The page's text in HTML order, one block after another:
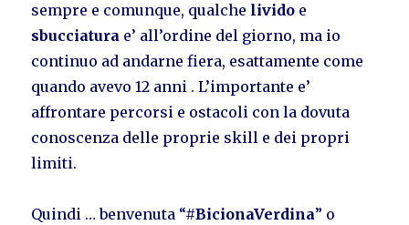
sempre e comunque, qualche livido e
sbucciatura e’ all’ordine del giorno, ma io
continuo ad andarne fiera, esattamente come
quando avevo 12 anni . L’importante e’
affrontare percorsi e ostacoli con la dovuta
conoscenza delle proprie skill e dei propri
limiti.
Quindi … benvenuta “#BicionaVerdina” o